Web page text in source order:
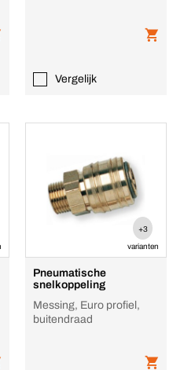
Vergelijk
+3
varianten
Pneumatische
snelkoppeling
Messing, Euro profiel,
buitendraad